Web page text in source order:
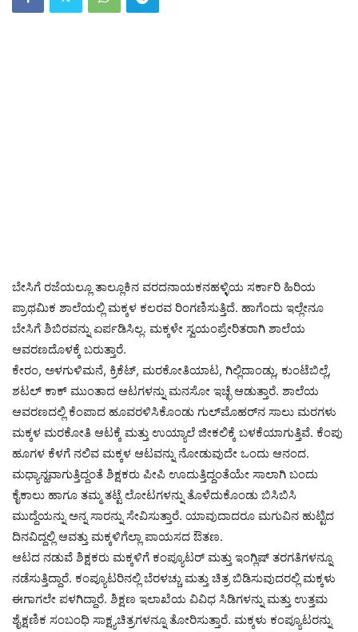
ಬೇಸಿಗೆ ರಜೆಯಲ್ಲೂ ತಾಲ್ಲೂಕಿನ ವರದನಾಯಕನಹಳ್ಳಿಯ ಸರ್ಕಾರಿ ಹಿರಿಯ
ಪ್ರಾಥಮಿಕ ಶಾಲೆಯಲ್ಲಿ ಮಕ್ಕಳ ಕಲರವ ರಿಂಗಣಿಸುತ್ತಿದೆ. ಹಾಗೆಂದು ಇಲ್ಲೇನೂ
ಬೇಸಿಗೆ ಶಿಬಿರವನ್ನು ಏರ್ಪಡಿಸಿಲ್ಲ. ಮಕ್ಕಳೇ ಸ್ವಯಂಪ್ರೇರಿತರಾಗಿ ಶಾಲೆಯ
ಆವರಣದೊಳಕ್ಕೆ ಬರುತ್ತಾರೆ.
ಕೇರಂ, ಅಳಗುಳಿಮನೆ, ಕ್ರಿಕೆಟ್‌, ಮರಕೋತಿಯಾಟ, ಗಿಲ್ಲಿದಾಂಡ್ಲು, ಕುಂಟೆಬಿಲ್ಲೆ,
ಶಟಲ್‌ ಕಾಕ್‌ ಮುಂತಾದ ಆಟಗಳನ್ನು ಮನಸೋ ಇಚ್ಛೆ ಆಡುತ್ತಾರೆ. ಶಾಲೆಯ
ಆವರಣದಲ್ಲಿ ಕೆಂಪಾದ ಹೂವರಳಿಸಿಕೊಂಡು ಗುಲ್‌ಮೊಹರ್‌ನ ಸಾಲು ಮರಗಳು
ಮಕ್ಕಳ ಮರಕೋತಿ ಆಟಕ್ಕೆ ಮತ್ತು ಉಯ್ಯಾಲೆ ಜೀಕಲಿಕ್ಕೆ ಬಳಕೆಯಾಗುತ್ತಿವೆ. ಕೆಂಪು
ಹೂಗಳ ಕೆಳಗೆ ನಲಿವ ಮಕ್ಕಳ ಆಟವನ್ನು ನೋಡುವುದೇ ಒಂದು ಆನಂದ.
ಮಧ್ಯಾನ್ಹವಾಗುತ್ತಿದ್ದಂತೆ ಶಿಕ್ಷಕರು ಪೀಪಿ ಊದುತ್ತಿದ್ದಂತೆಯೇ ಸಾಲಾಗಿ ಬಂದು
ಕೈಕಾಲು ಹಾಗೂ ತಮ್ಮ ತಟ್ಟೆ ಲೋಟಗಳನ್ನು ತೊಳೆದುಕೊಂಡು ಬಿಸಿಬಿಸಿ
ಮುದ್ದೆಯನ್ನು ಅನ್ನ ಸಾರನ್ನು ಸೇವಿಸುತ್ತಾರೆ. ಯಾವುದಾದರೂ ಮಗುವಿನ ಹುಟ್ಟಿದ
ದಿನವಿದ್ದಲ್ಲಿ ಆವತ್ತು ಮಕ್ಕಳಿಗೆಲ್ಲಾ ಪಾಯಸದ ಔತಣ.
ಆಟದ ನಡುವೆ ಶಿಕ್ಷಕರು ಮಕ್ಕಳಿಗೆ ಕಂಪ್ಯೂಟರ್‌ ಮತ್ತು ಇಂಗ್ಲಿಷ್‌ ತರಗತಿಗಳನ್ನೂ
ನಡೆಸುತ್ತಿದ್ದಾರೆ. ಕಂಪ್ಯೂಟರಿನಲ್ಲಿ ಬೆರಳಚ್ಚು ಮತ್ತು ಚಿತ್ರ ಬಿಡಿಸುವುದರಲ್ಲಿ ಮಕ್ಕಳು
ಈಗಾಗಲೇ ಪಳಗಿದ್ದಾರೆ. ಶಿಕ್ಷಣ ಇಲಾಖೆಯ ವಿವಿಧ ಸಿಡಿಗಳನ್ನು ಮತ್ತು ಉತ್ತಮ
ಶೈಕ್ಷಣಿಕ ಸಂಬಂಧಿ ಸಾಕ್ಷ್ಯಚಿತ್ರಗಳನ್ನೂ ತೋರಿಸುತ್ತಾರೆ. ಮಕ್ಕಳು ಕಂಪ್ಯೂಟರನ್ನು